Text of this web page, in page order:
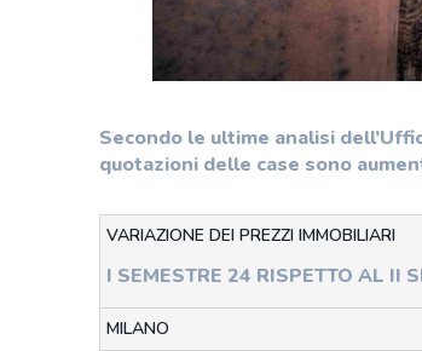
Secondo le ultime analisi
quotazioni delle case sono
VARIAZIONE DEI PREZZI IMMOBILIARI
I SEMESTRE 24 RISPETTO AL II
MILANO